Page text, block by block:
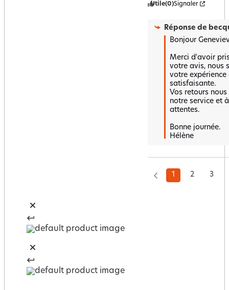
Utile(0)Signaler
Réponse de
Bonjour
Merci d'avoir
votre avis, nous
votre
satisfaisante.
Vos retours
notre service et
attentes.
Bonne journée.
Hélène
1 2 3